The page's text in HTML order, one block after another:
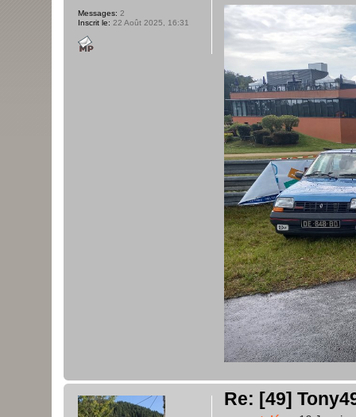
Messages: 2
Inscrit le: 22 Août 2025, 16:31
Re: [49]